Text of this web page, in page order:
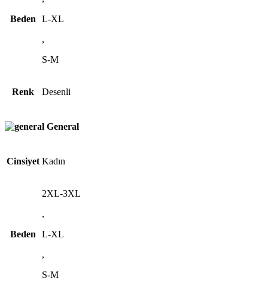
Beden
L-XL
,
S-M
Renk Desenli
General
Cinsiyet Kadın
Beden
2XL-3XL
,
L-XL
,
S-M